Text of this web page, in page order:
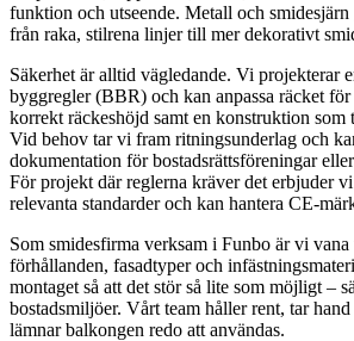
funktion och utseende. Metall och
från raka, stilrena linjer till mer dekorativt
Säkerhet är alltid vägledande. Vi projekterar
byggregler (BBR) och kan anpassa räcket
korrekt räckeshöjd samt en konstruktion som
Vid behov tar vi fram ritningsunderlag och
dokumentation för bostadsrättsföreningar
För projekt där reglerna kräver det erbjuder
relevanta standarder och kan hantera CE-
Som smidesfirma verksam i Funbo är vi
förhållanden, fasadtyper och
montaget så att det stör så lite som möjligt –
bostadsmiljöer. Vårt team håller rent, tar
lämnar balkongen redo att användas.